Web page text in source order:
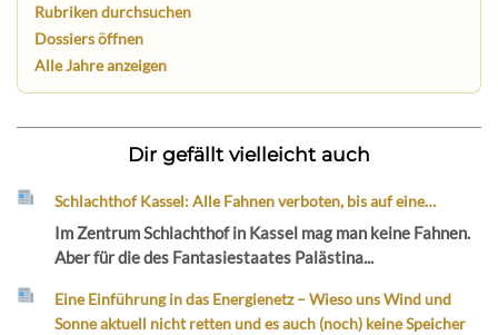
Rubriken durchsuchen
Dossiers öffnen
Alle Jahre anzeigen
Dir gefällt vielleicht auch
Schlachthof Kassel: Alle Fahnen verboten, bis auf eine…
Im Zentrum Schlachthof in Kassel mag man keine Fahnen.
Aber für die des Fantasiestaates Palästina...
Eine Einführung in das Energienetz – Wieso uns Wind und
Sonne aktuell nicht retten und es auch (noch) keine Speicher